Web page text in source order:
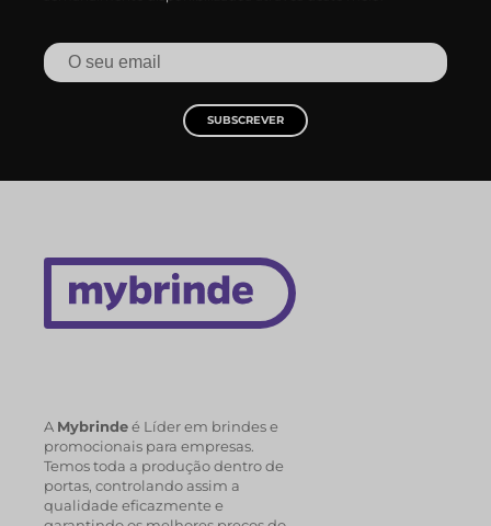
SUBSCREVER
A Mybrindeé Líder em brindes e
promocionais para empresas.
Temos toda a produção dentro de
portas, controlando assim a
qualidade eficazmente e